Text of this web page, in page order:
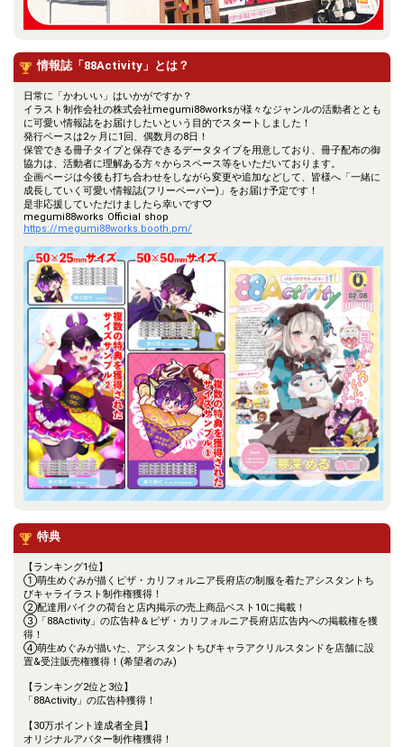
情報誌「88Activity」とは？
日常に「かわいい」はいかがですか？
イラスト制作会社の株式会社megumi88worksが様々なジャンルの活動者ととも
に可愛い情報誌をお届けしたいという目的でスタートしました！
発行ペースは2ヶ月に1回、偶数月の8日！
保管できる冊子タイプと保存できるデータタイプを用意しており、冊子配布の御
協力は、活動者に理解ある方々からスペース等をいただいております。
企画ページは今後も打ち合わせをしながら変更や追加などして、皆様へ「一緒に
成長していく可愛い情報誌(フリーペーパー)」をお届け予定です！
是非応援していただけましたら幸いです♡
megumi88works Official shop
https://megumi88works.booth.pm/
特典
【ランキング1位】
①萌生めぐみが描くピザ・カリフォルニア長府店の制服を着たアシスタントち
びキャライラスト制作権獲得！
②配達用バイクの荷台と店内掲示の売上商品ベスト10に掲載！
③「88Activity」の広告枠＆ピザ・カリフォルニア長府店広告内への掲載権を獲
得！
④萌生めぐみが描いた、アシスタントちびキャラアクリルスタンドを店舗に設
置&受注販売権獲得！(希望者のみ)
【ランキング2位と3位】
「88Activity」の広告枠獲得！
【30万ポイント達成者全員】
オリジナルアバター制作権獲得！